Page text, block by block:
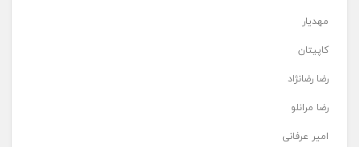
مهدیار
کاپیتان
رضا رضانژاد
رضا مرانلو
امیر عرفانی